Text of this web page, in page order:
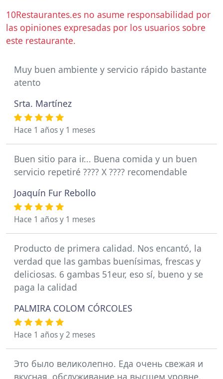
10Restaurantes.es no asume responsabilidad por
las opiniones expresadas por los usuarios sobre
este restaurante.
Muy buen ambiente y servicio rápido bastante
atento
Srta. Martínez
Hace 1 años y 1 meses
Buen sitio para ir... Buena comida y un buen
servicio repetiré ???? X ???? recomendable
Joaquín Fur Rebollo
Hace 1 años y 1 meses
Producto de primera calidad. Nos encantó, la
verdad que las gambas buenísimas, frescas y
deliciosas. 6 gambas 51eur, eso sí, bueno y se
paga la calidad
PALMIRA COLOM CÓRCOLES
Hace 1 años y 2 meses
Это было великолепно. Еда очень свежая и
вкусная, обслуживание на высшем уровне.